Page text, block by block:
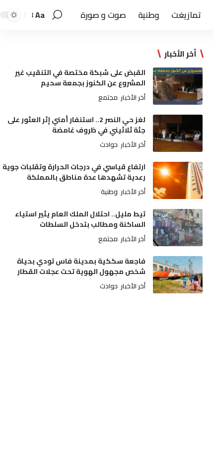
تمازيغت وطنية صوت و صورة Aa
أخر الأخبار
القبض على شبكة مختصة في التنقيب غير
المشروع عن الكنوز بجمعة سحيم
أخر الأخبار مجتمع
لغز حي النصر 2.. استنفار أمني إثر العثور على
جثة ثلاثيني في ظروف غامضة
أخر الأخبار حوادث
ارتفاع قياسي في درجات الحرارة وتقلبات جوية
رعدية تشهدها عدة مناطق بالمملكة
أخر الأخبار وطنية
تيط مليل.. احتلال الملك العام يثير استياء
الساكنة ومطالب بتدخل السلطات
أخر الأخبار مجتمع
فاجعة سككية بمدينة فاس تودي بحياة
شخص مجهول الهوية تحت عجلات القطار
أخر الأخبار حوادث